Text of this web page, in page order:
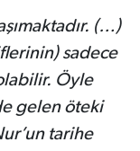
(…)
sadece
Öyle
gelen öteki
tarihe